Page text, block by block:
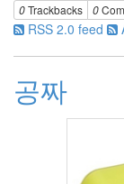
0Trackbacks 0
RSS 2.0 feed
공짜